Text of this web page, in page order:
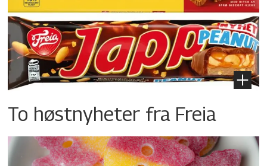
To høstnyheter fra Freia